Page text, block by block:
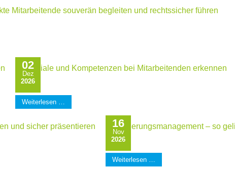
Mitarbeitende souverän begleiten und rechtssicher führen
02
Dez
2026
Potenziale und Kompetenzen bei Mitarbeitenden erkennen
Weiterlesen …
und sicher präsentieren 16
Nov
2026
Veränderungsmanagement – so
Weiterlesen …